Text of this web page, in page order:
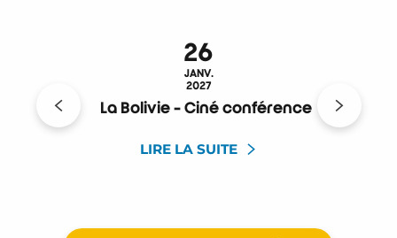
26
JANV.
2027
La Bolivie - Ciné conférence
LIRE LA SUITE